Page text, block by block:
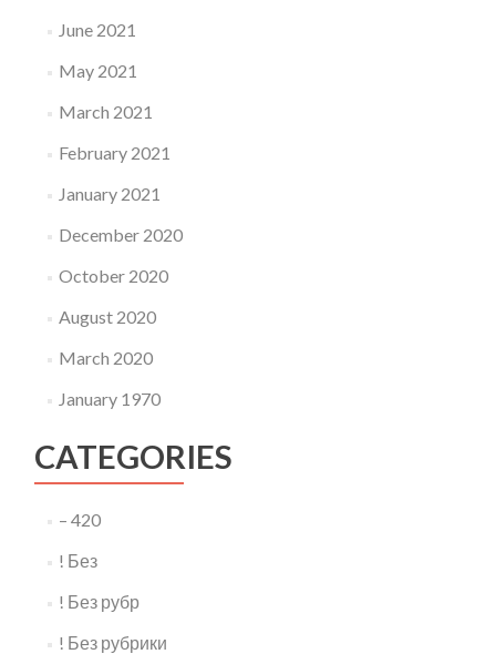
June 2021
May 2021
March 2021
February 2021
January 2021
December 2020
October 2020
August 2020
March 2020
January 1970
CATEGORIES
– 420
! Без
! Без рубр
! Без рубрики